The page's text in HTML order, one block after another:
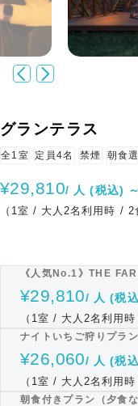
グランテラス
全1室 定員4名 禁煙 朝食
¥29,810/ 人 (税込) ～
（1室 / 大人2名利用時 / 2
《人気No.1》THE
¥29,810/ 人 (税
（1室 / 大人2名利用
ナイトいちご狩りプラ
¥26,060/ 人 (税
（1室 / 大人2名利用
朝食付きプラン（夕食な